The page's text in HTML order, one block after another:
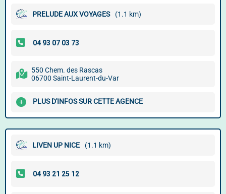
PRELUDE AUX VOYAGES (1.1 km)
550 Chem. des Rascas
06700 Saint-Laurent-du-Var
PLUS D'INFOS SUR CETTE AGENCE
LIVEN UP NICE (1.1 km)